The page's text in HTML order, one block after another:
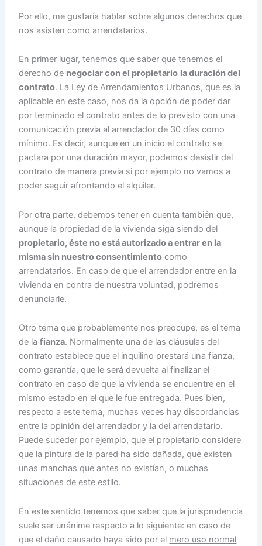
Por ello, me gustaría hablar sobre algunos derechos que
nos asisten como arrendatarios.
En primer lugar, tenemos que saber que tenemos el
derecho de negociar con el propietario la duración del
contrato. La Ley de Arrendamientos Urbanos, que es la
aplicable en este caso, nos da la opción de poderdar
por terminado el contrato antes de lo previsto con una
comunicación previa al arrendador de 30 días como
mínimo. Es decir, aunque en un inicio el contrato se
pactara por una duración mayor, podemos desistir del
contrato de manera previa si por ejemplo no vamos a
poder seguir afrontando el alquiler.
Por otra parte, debemos tener en cuenta también que,
aunque la propiedad de la vivienda siga siendo del
propietario, éste no está autorizado a entrar en la
misma sin nuestro consentimiento como
arrendatarios. En caso de que el arrendador entre en la
vivienda en contra de nuestra voluntad, podremos
denunciarle.
Otro tema que probablemente nos preocupe, es el tema
de lafianza. Normalmente una de las cláusulas del
contrato establece que el inquilino prestará una fianza,
como garantía, que le será devuelta al finalizar el
contrato en caso de que la vivienda se encuentre en el
mismo estado en el que le fue entregada. Pues bien,
respecto a este tema, muchas veces hay discordancias
entre la opinión del arrendador y la del arrendatario.
Puede suceder por ejemplo, que el propietario considere
que la pintura de la pared ha sido dañada, que existen
unas manchas que antes no existían, o muchas
situaciones de este estilo.
En este sentido tenemos que saber que la jurisprudencia
suele ser unánime respecto a lo siguiente: en caso de
que el daño causado haya sido por el mero uso normal